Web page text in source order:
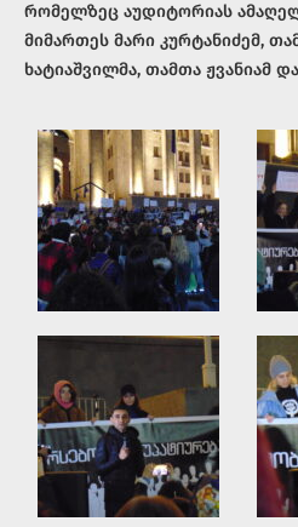
რომელზეც აუდიტორიას
მიმართეს მარი კურტანიძემ,
ხატიაშვილმა, თამთა ჟვანიამ